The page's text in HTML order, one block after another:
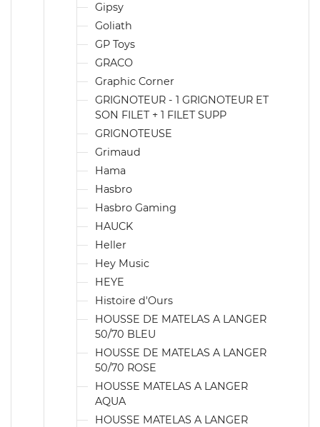
Gipsy
Goliath
GP Toys
GRACO
Graphic Corner
GRIGNOTEUR - 1 GRIGNOTEUR ET
SON FILET + 1 FILET SUPP
GRIGNOTEUSE
Grimaud
Hama
Hasbro
Hasbro Gaming
HAUCK
Heller
Hey Music
HEYE
Histoire d'Ours
HOUSSE DE MATELAS A LANGER
50/70 BLEU
HOUSSE DE MATELAS A LANGER
50/70 ROSE
HOUSSE MATELAS A LANGER
AQUA
HOUSSE MATELAS A LANGER